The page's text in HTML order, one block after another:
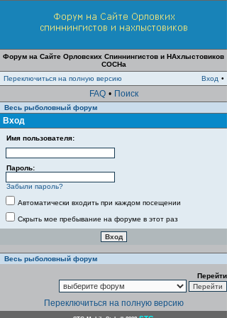
Форум на Сайте Орловских Спиннингистов и НАхлыстовиков
СОСНа
Переключиться на полную версию
Вход •
FAQ • Поиск
Весь рыболовный форум
Вход
Имя пользователя:
Пароль:
Забыли пароль?
Автоматически входить при каждом посещении
Скрыть мое пребывание на форуме в этот раз
Весь рыболовный форум
Перейти
Переключиться на полную версию